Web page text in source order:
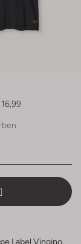
Label Vingino,